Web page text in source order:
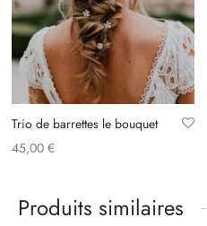
Trio de barrettes le bouquet
45,00 €
Produits similaires